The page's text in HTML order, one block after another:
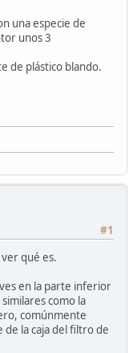
una especie de
unos 3
de plástico blando.
#1
qué es.
en la parte inferior
como la
comúnmente
de la caja del filtro de